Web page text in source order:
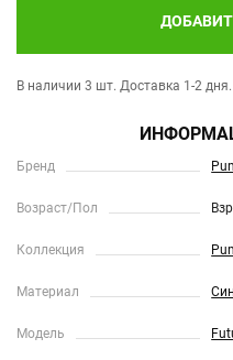
В наличии 3 шт. Доставка 1-2 дня.
Бренд
Возраст/Пол
Коллекция
Материал
Модель